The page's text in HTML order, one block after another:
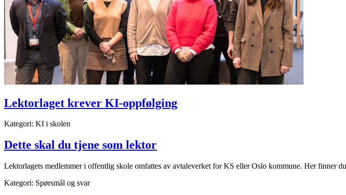
Lektorlaget krever KI-oppfølging
Kategori: KI i skolen
Dette skal du tjene som lektor
Lektorlagets medlemmer i offentlig skole omfattes av avtaleverket for KS eller Oslo kommune. Her finner
Kategori: Spørsmål og svar